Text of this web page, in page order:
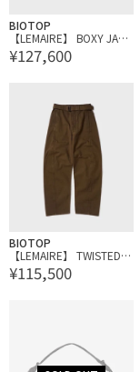
BIOTOP
【LEMAIRE】 BOXY JACK
ET
¥127,600
BIOTOP
【LEMAIRE】 TWISTED B
ELTED PANTS
¥115,500